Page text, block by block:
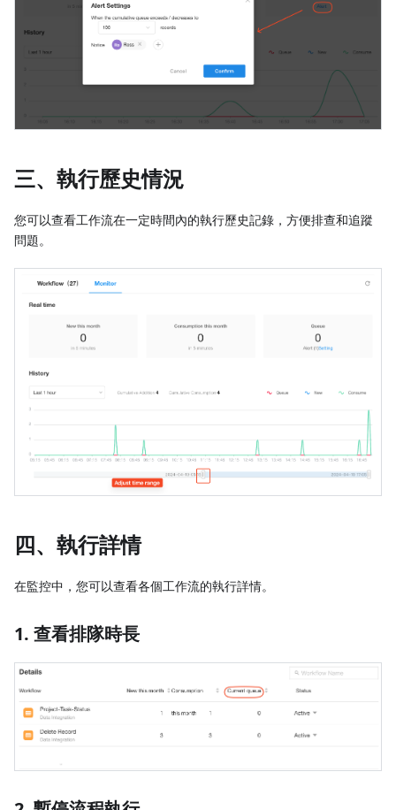
三、執行歷史情況
您可以查看工作流在一定時間內的執行歷史記錄，方便排查和追蹤
問題。
四、執行詳情
在監控中，您可以查看各個工作流的執行詳情。
1. 查看排隊時長